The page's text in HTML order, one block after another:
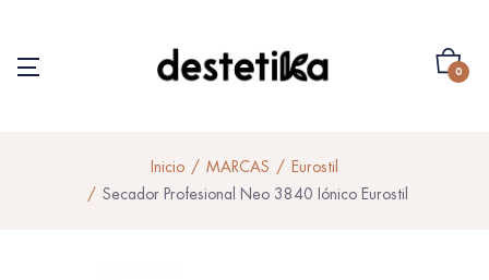
0
Inicio MARCAS
Eurostil
Secador Profesional Neo 3840 Iónico Eurostil